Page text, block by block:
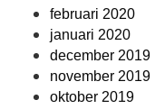
februari 2020
januari 2020
december 2019
november 2019
oktober 2019